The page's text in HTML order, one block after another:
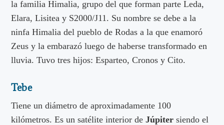
la familia Himalia, grupo del que forman parte Leda,
Elara, Lisitea y S2000/J11. Su nombre se debe a la
ninfa Himalia del pueblo de Rodas a la que enamoró
Zeus y la embarazó luego de haberse transformado en
lluvia. Tuvo tres hijos: Esparteo, Cronos y Cito.
Tebe
Tiene un diámetro de aproximadamente 100
kilómetros. Es un satélite interior deJúpitersiendo el